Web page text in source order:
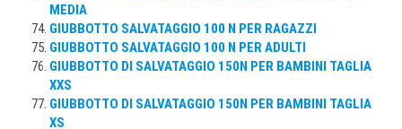
MEDIA
GIUBBOTTO SALVATAGGIO 100 N PER RAGAZZI
GIUBBOTTO SALVATAGGIO 100 N PER ADULTI
GIUBBOTTO DI SALVATAGGIO 150N PER BAMBINI TAGLIA
XXS
GIUBBOTTO DI SALVATAGGIO 150N PER BAMBINI TAGLIA
XS